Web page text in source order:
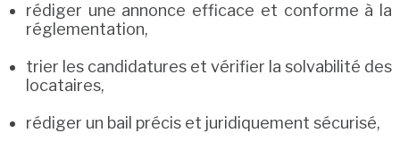
rédiger une annonce efficace et conforme à la
réglementation,
trier les candidatures et vérifier la solvabilité des
locataires,
rédiger un bail précis et juridiquement sécurisé,